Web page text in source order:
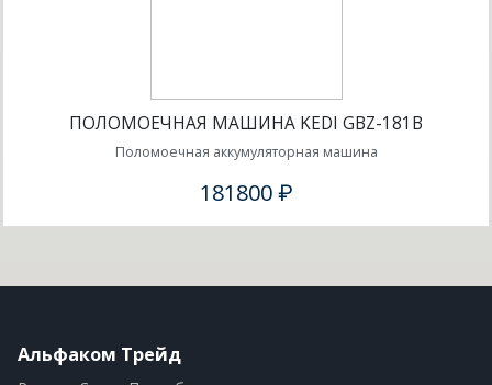
ПОЛОМОЕЧНАЯ МАШИНА KEDI GBZ-181B
Поломоечная аккумуляторная машина
181800 ₽
Альфаком Трейд